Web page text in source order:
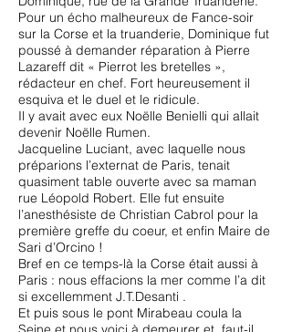
Pour un écho malheureux de Fance-soir
sur la Corse et la truanderie, Dominique fut
poussé à demander réparation à Pierre
Lazareff dit « Pierrot les bretelles »,
rédacteur en chef. Fort heureusement il
esquiva et le duel et le ridicule.
Il y avait avec eux Noëlle Benielli qui allait
devenir Noëlle Rumen.
Jacqueline Luciant, avec laquelle nous
préparions l’externat de Paris, tenait
quasiment table ouverte avec sa maman
rue Léopold Robert. Elle fut ensuite
l’anesthésiste de Christian Cabrol pour la
première greffe du coeur, et enfin Maire de
Sari d’Orcino !
Bref en ce temps-là la Corse était aussi à
Paris : nous effacions la mer comme l’a dit
si excellemment J.T.Desanti .
Et puis sous le pont Mirabeau coula la